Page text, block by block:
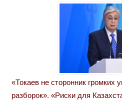
«Токаев не сторонник громких
разборок». «Риски для